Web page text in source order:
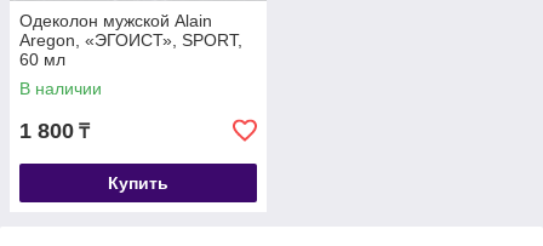
Одеколон мужской Alain
Aregon, «ЭГОИСТ», SPORT,
60 мл
В наличии
1 800 ₸
Купить